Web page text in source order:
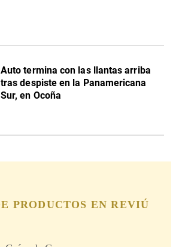
Auto termina con las llantas arriba
tras despiste en la Panamericana
Sur, en Ocoña